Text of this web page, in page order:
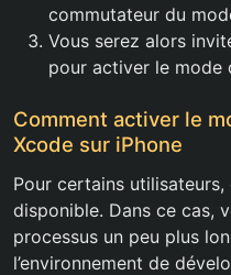
commutateur du
Vous serez alors
pour activer le mode
Comment activer le
Xcode sur iPhone
Pour certains
disponible. Dans ce cas,
processus un peu plus
l’environnement de